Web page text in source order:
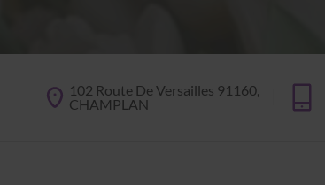
102 Route De Versailles 91160,
CHAMPLAN